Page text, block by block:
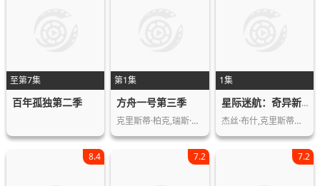
至第7集
百年孤独第二季
第1集
方舟一号第三季
克里斯蒂·柏克,瑞斯·里奇,理查德·弗…
1集
星际迷航：奇异新世界第四季
杰丝·布什,克里斯蒂娜·钟,西莉亚·罗…
8.4 7.2 7.2